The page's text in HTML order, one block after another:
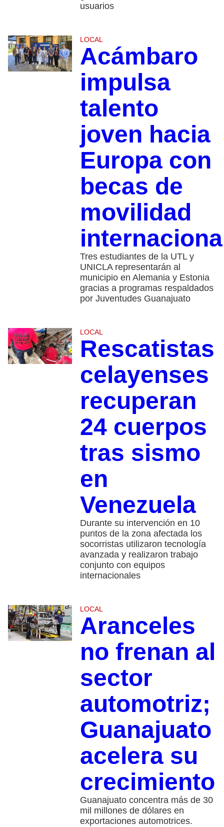
usuarios
LOCAL
Acámbaro
impulsa
talento
joven hacia
Europa con
becas de
movilidad
Tres estudiantes de la UTL y
UNICLA representarán al
municipio en Alemania y Estonia
gracias a programas respaldados
por Juventudes Guanajuato
LOCAL
Rescatistas
celayenses
recuperan
24 cuerpos
tras sismo
en
Venezuela
Durante su intervención en 10
puntos de la zona afectada los
socorristas utilizaron tecnología
avanzada y realizaron trabajo
conjunto con equipos
internacionales
LOCAL
Aranceles
no frenan al
sector
automotriz;
Guanajuato
acelera su
crecimiento
Guanajuato concentra más de 30
mil millones de dólares en
exportaciones automotrices.